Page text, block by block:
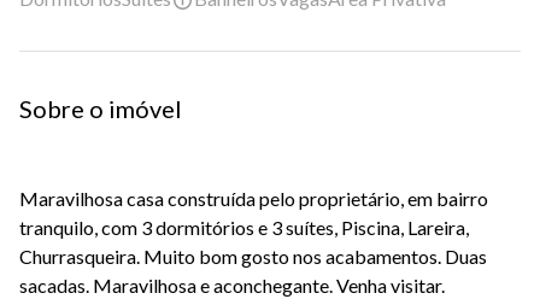
Sobre o imóvel
Maravilhosa casa construída pelo proprietário, em bairro
tranquilo, com 3 dormitórios e 3 suítes, Piscina, Lareira,
Churrasqueira. Muito bom gosto nos acabamentos. Duas
sacadas. Maravilhosa e aconchegante. Venha visitar.